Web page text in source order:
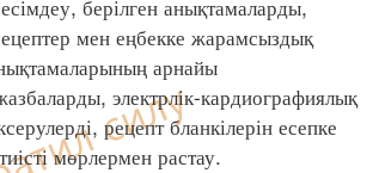
берілген анықтамаларды,
мен еңбекке жарамсыздық
арнайы
электрлік-кардиографиялық
рецепт бланкілерін есепке
мөрлермен растау.